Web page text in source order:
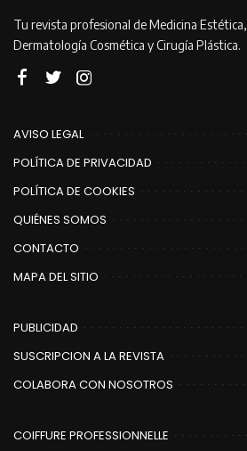
Tu revista profesional de Medicina Estética,
Dermatología Cosmética y Cirugía Plástica.
AVISO LEGAL
POLÍTICA DE PRIVACIDAD
POLÍTICA DE COOKIES
QUIÉNES SOMOS
CONTACTO
MAPA DEL SITIO
PUBLICIDAD
SUSCRIPCION A LA REVISTA
COLABORA CON NOSOTROS
COIFFURE PROFESSIONNELLE